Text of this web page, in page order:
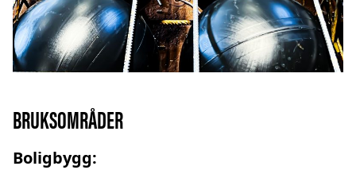
BRUKSOMRÅDER
Boligbygg: